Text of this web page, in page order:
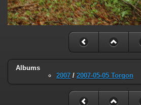
Albums
2007 / 2007-05-05 Torgon